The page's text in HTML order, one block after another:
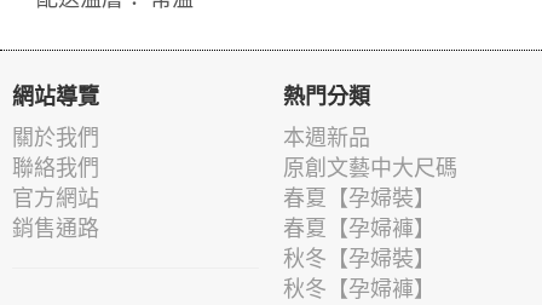
網站導覽
關於我們
聯絡我們
官方網站
銷售通路
熱門分類
本週新品
原創文藝中大尺碼
春夏【孕婦裝】
春夏【孕婦褲】
秋冬【孕婦裝】
秋冬【孕婦褲】